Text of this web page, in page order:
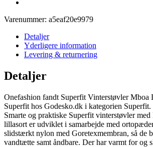
Varenummer: a5eaf20e9979
Detaljer
Yderligere information
Levering & returnering
Detaljer
Onefashion fandt Superfit Vinterstøvler
Superfit hos Godesko.dk i kategorien Superfit.
Smarte og praktiske Superfit vinterstøvler
lillasort er udviklet i samarbejde med
slidstærkt nylon med Goretexmembran, så de
vandtætte samt åndbare. Der har varmt for